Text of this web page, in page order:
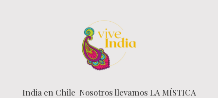
India en Chile Nosotros llevamos LA MÍSTICA